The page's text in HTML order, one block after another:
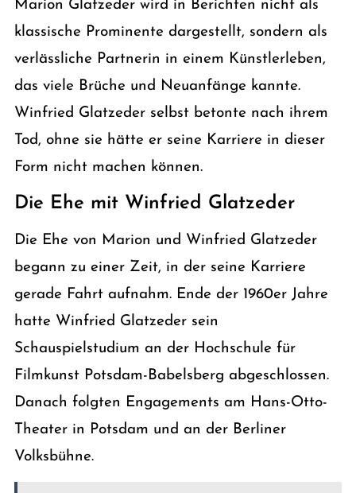
Marion Glatzeder wird in Berichten nicht als
klassische Prominente dargestellt, sondern als
verlässliche Partnerin in einem Künstlerleben,
das viele Brüche und Neuanfänge kannte.
Winfried Glatzeder selbst betonte nach ihrem
Tod, ohne sie hätte er seine Karriere in dieser
Form nicht machen können.
Die Ehe mit Winfried Glatzeder
Die Ehe von Marion und Winfried Glatzeder
begann zu einer Zeit, in der seine Karriere
gerade Fahrt aufnahm. Ende der 1960er Jahre
hatte Winfried Glatzeder sein
Schauspielstudium an der Hochschule für
Filmkunst Potsdam-Babelsberg abgeschlossen.
Danach folgten Engagements am Hans-Otto-
Theater in Potsdam und an der Berliner
Volksbühne.